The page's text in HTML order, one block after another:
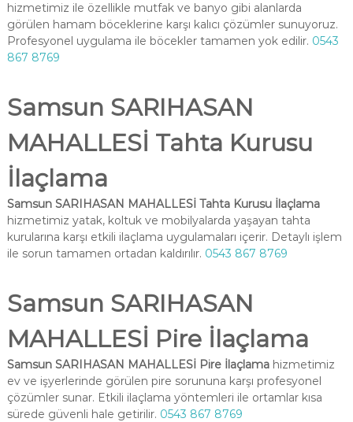
hizmetimiz ile özellikle mutfak ve banyo gibi alanlarda
görülen hamam böceklerine karşı kalıcı çözümler sunuyoruz.
Profesyonel uygulama ile böcekler tamamen yok edilir. 0543
867 8769
Samsun SARIHASAN
MAHALLESİ Tahta Kurusu
İlaçlama
Samsun SARIHASAN MAHALLESİ Tahta Kurusu İlaçlama
hizmetimiz yatak, koltuk ve mobilyalarda yaşayan tahta
kurularına karşı etkili ilaçlama uygulamaları içerir. Detaylı işlem
ile sorun tamamen ortadan kaldırılır. 0543 867 8769
Samsun SARIHASAN
MAHALLESİ Pire İlaçlama
Samsun SARIHASAN MAHALLESİ Pire İlaçlamahizmetimiz
ev ve işyerlerinde görülen pire sorununa karşı profesyonel
çözümler sunar. Etkili ilaçlama yöntemleri ile ortamlar kısa
sürede güvenli hale getirilir. 0543 867 8769